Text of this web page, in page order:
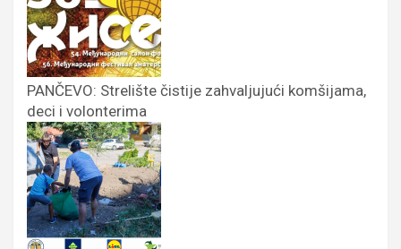
PANČEVO: Strelište čistije zahvaljujući komšijama,
deci i volonterima